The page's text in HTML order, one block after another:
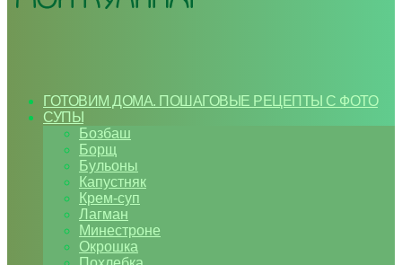
ГОТОВИМ ДОМА. ПОШАГОВЫЕ РЕЦЕПТЫ С ФОТО
СУПЫ
Бозбаш
Борщ
Бульоны
Капустняк
Крем-суп
Лагман
Минестроне
Окрошка